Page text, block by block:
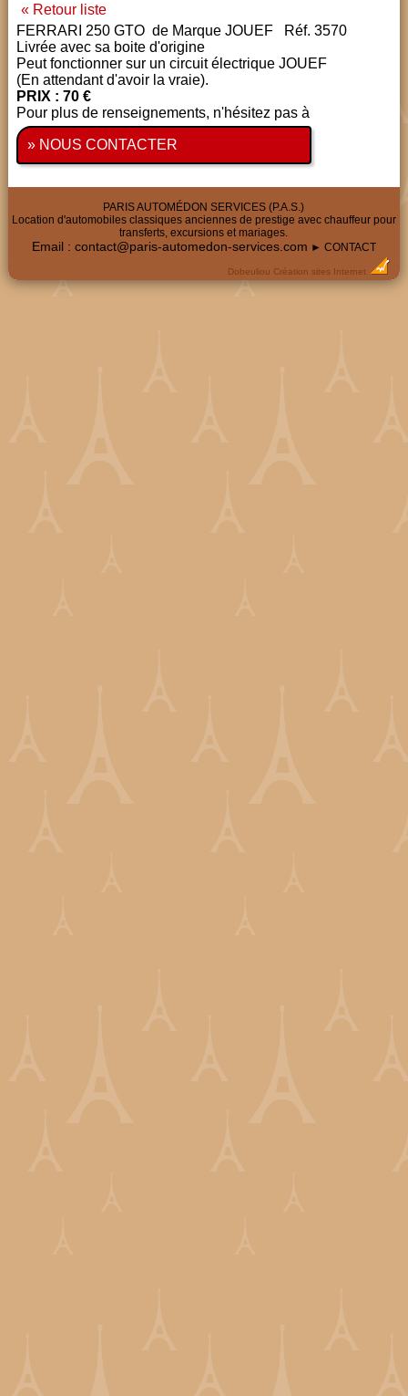
« Retour liste
FERRARI 250 GTO de Marque JOUEF Réf. 3570
Livrée avec sa boite d'origine
Peut fonctionner sur un circuit électrique JOUEF
(En attendant d'avoir la vraie).
PRIX : 70 €
Pour plus de renseignements, n'hésitez pas à
» NOUS CONTACTER
PARIS AUTOMÉDON SERVICES (P.A.S.)
Location d'automobiles classiques anciennes de prestige avec chauffeur pour
transferts, excursions et mariages.
Email : contact@paris-automedon-services.com ► CONTACT
Dobeuliou Création sites Internet